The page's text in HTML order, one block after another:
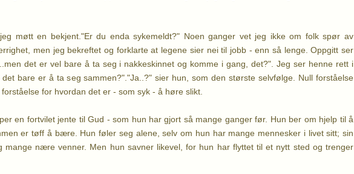
møtt en bekjent."Er du enda sykemeldt?" Noen ganger vet jeg ikke om folk spør av
men jeg bekreftet og forklarte at legene sier nei til jobb - enn så lenge. Oppgitt ser
det er vel bare å ta seg i nakkeskinnet og komme i gang, det?". Jeg ser henne rett i
bare er å ta seg sammen?"."Ja..?" sier hun, som den største selvfølge. Null forståelse
for hvordan det er - som syk - å høre slikt.
en fortvilet jente til Gud - som hun har gjort så mange ganger før. Hun ber om hjelp til å
er tøff å bære. Hun føler seg alene, selv om hun har mange mennesker i livet sitt; sin
mange nære venner. Men hun savner likevel, for hun har flyttet til et nytt sted og trenger